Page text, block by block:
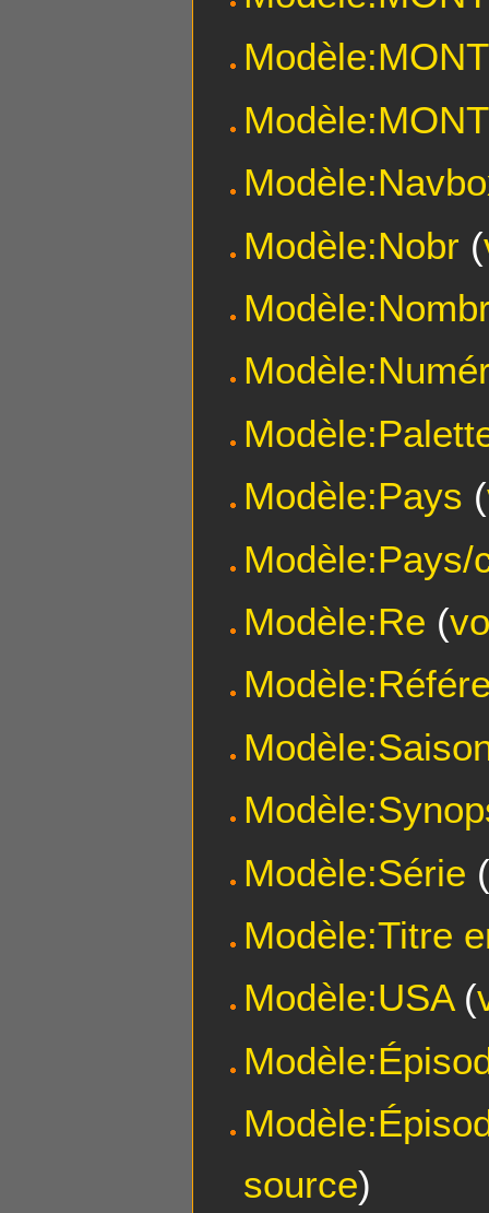
Modèle:Nobr (
Modèle:Pays (
Modèle:Pays/
Modèle:Re (
Modèle:Série
Modèle:Titre
Modèle:USA(
source)